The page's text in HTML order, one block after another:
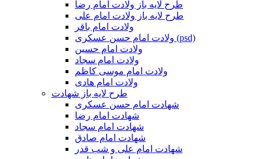
طرح لایه باز ولادت امام رضا
طرح لایه باز ولادت امام علی
ولادت امام باقر
ولادت امام حسن عسکری (psd)
ولادت امام حسین
ولادت امام سجاد
ولادت امام موسی کاظم
ولادت امام هادی
طرح لایه باز شهادت
شهادت امام حسن عسکری
شهادت امام رضا
شهادت امام سجاد
شهادت امام صادق
شهادت امام علی و شب قدر